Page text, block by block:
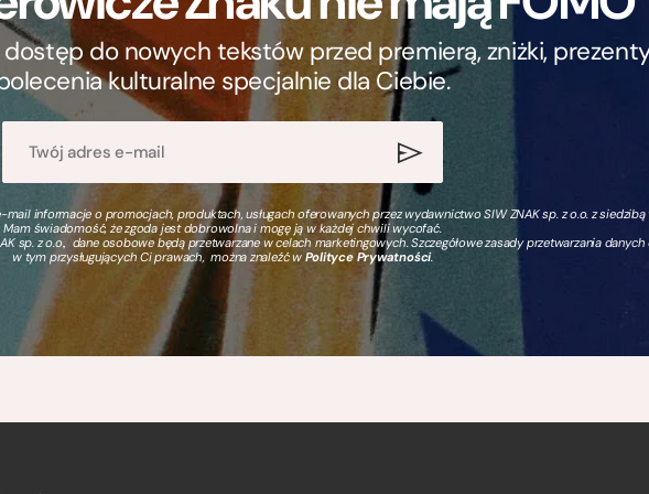
do nowych tekstów przed premierą, zniżki,
kulturalne specjalnie dla Ciebie.
informacje o promocjach, produktach, usługach oferowanych przez wydawnictwo SIW ZNAK sp. z o.o. z siedzibą
Mam świadomość, że zgoda jest dobrowolna i mogę ją w każdej chwili wycofać.
sp. z o.o., dane osobowe będą przetwarzane w celach marketingowych. Szczegółowe zasady przetwarzania
w tym przysługujących Ci prawach, można znaleźć wPolityce Prywatności.